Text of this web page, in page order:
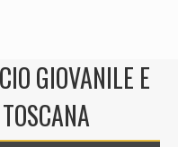
GIOVANILE E